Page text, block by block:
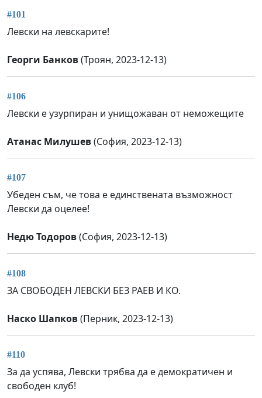
#101
Левски на левскарите!
Георги Банков(Троян, 2023-12-13)
#106
Левски е узурпиран и унищожаван от неможещите
Атанас Милушев(София, 2023-12-13)
#107
Убеден съм, че това е единствената възможност
Левски да оцелее!
Недю Тодоров(София, 2023-12-13)
#108
ЗА СВОБОДЕН ЛЕВСКИ БЕЗ РАЕВ И КО.
Наско Шапков(Перник, 2023-12-13)
#110
За да успява, Левски трябва да е демократичен и
свободен клуб!